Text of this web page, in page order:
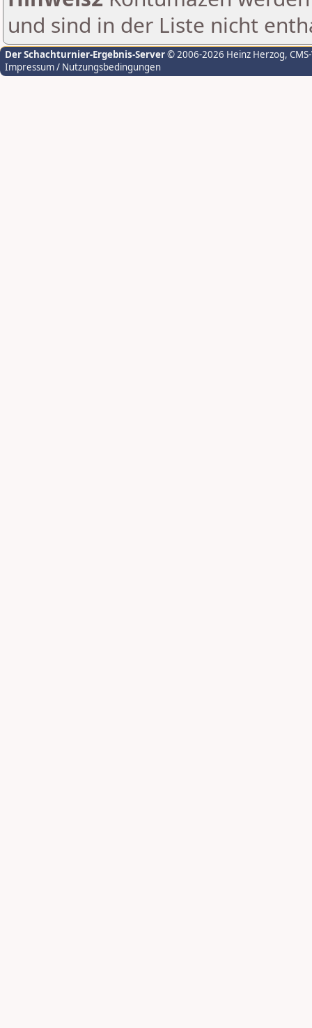
und sind in der Liste nicht
Der Schachturnier-Ergebnis-Server© 2006-2026 Heinz Herzog,
Impressum / Nutzungsbedingungen